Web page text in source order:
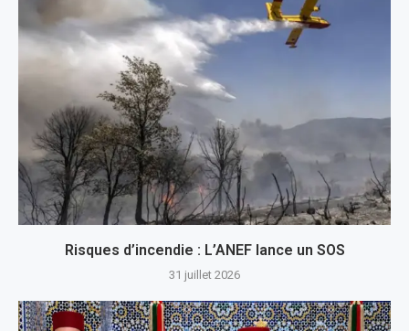
Risques d’incendie : L’ANEF lance un SOS
31 juillet 2026